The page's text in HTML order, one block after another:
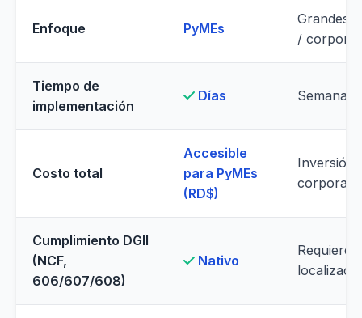
Enfoque PyMEs
Grandes
/
Tiempo de
implementación
Días Semanas
Costo total
Accesible
para PyMEs
(RD$)
Inversión
Cumplimiento DGII
(NCF,
606/607/608)
Nativo
Requiere